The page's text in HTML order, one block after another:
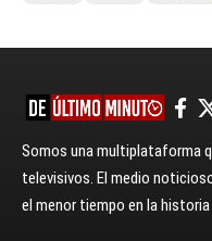
Somos una multiplataforma
televisivos. El medio
el menor tiempo en la